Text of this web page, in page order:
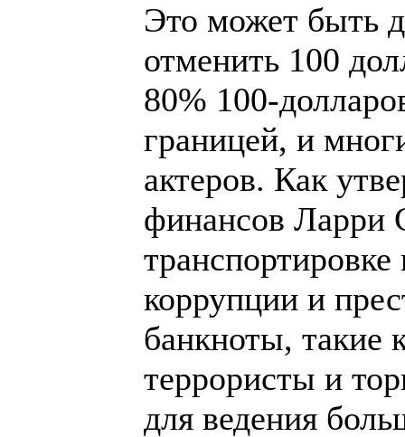
Это может быть
отменить 100
80% 100-
границей, и
актеров. Как
финансов Ларри
коррупции и
банкноты, такие
террористы и
для ведения